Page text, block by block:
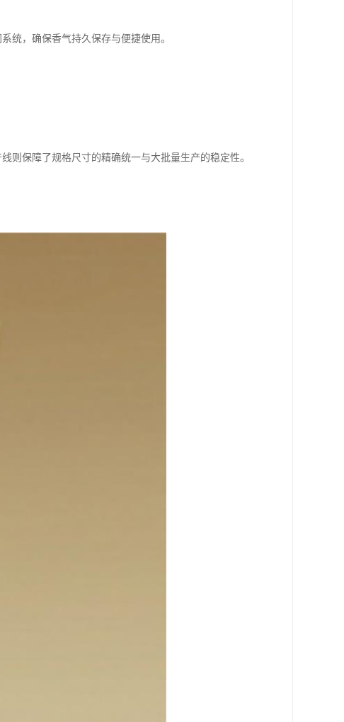
统，确保香气持久保存与便捷使用。
则保障了规格尺寸的精确统一与大批量生产的稳定性。